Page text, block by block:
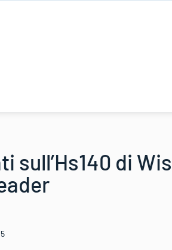
sull’Hs140 di